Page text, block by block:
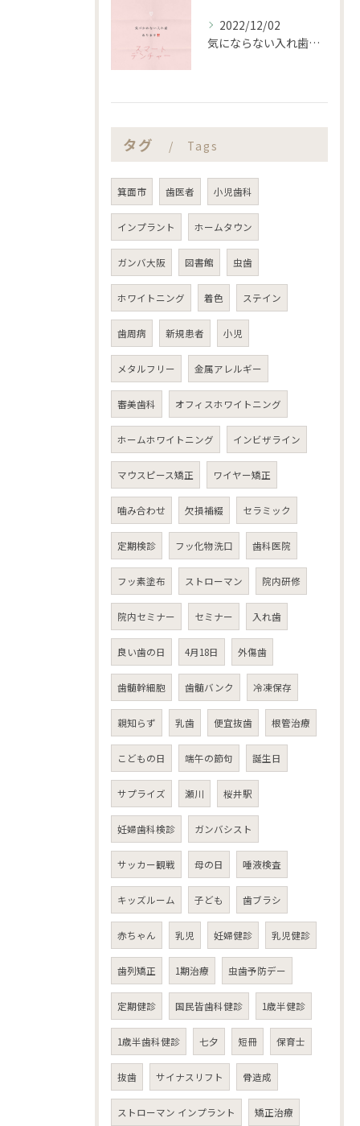
2022/12/02
気にならない入れ歯あります‼️
タグ Tags
箕面市 歯医者 小児歯科
インプラント ホームタウン
ガンバ大阪 図書館 虫歯
ホワイトニング 着色 ステイン
歯周病 新規患者 小児
メタルフリー 金属アレルギー
審美歯科 オフィスホワイトニング
ホームホワイトニング インビザライン
マウスピース矯正 ワイヤー矯正
噛み合わせ 欠損補綴 セラミック
定期検診 フッ化物洗口 歯科医院
フッ素塗布 ストローマン 院内研修
院内セミナー セミナー 入れ歯
良い歯の日 4月18日 外傷歯
歯髄幹細胞 歯髄バンク 冷凍保存
親知らず 乳歯 便宜抜歯 根管治療
こどもの日 端午の節句 誕生日
サプライズ 瀬川 桜井駅
妊婦歯科検診 ガンバシスト
サッカー観戦 母の日 唾液検査
キッズルーム 子ども 歯ブラシ
赤ちゃん 乳児 妊婦健診 乳児健診
歯列矯正 1期治療 虫歯予防デー
定期健診 国民皆歯科健診 1歳半健診
1歳半歯科健診 七夕 短冊 保育士
抜歯 サイナスリフト 骨造成
ストローマン インプラント 矯正治療